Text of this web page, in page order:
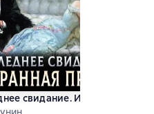
свидание. Избранная проза